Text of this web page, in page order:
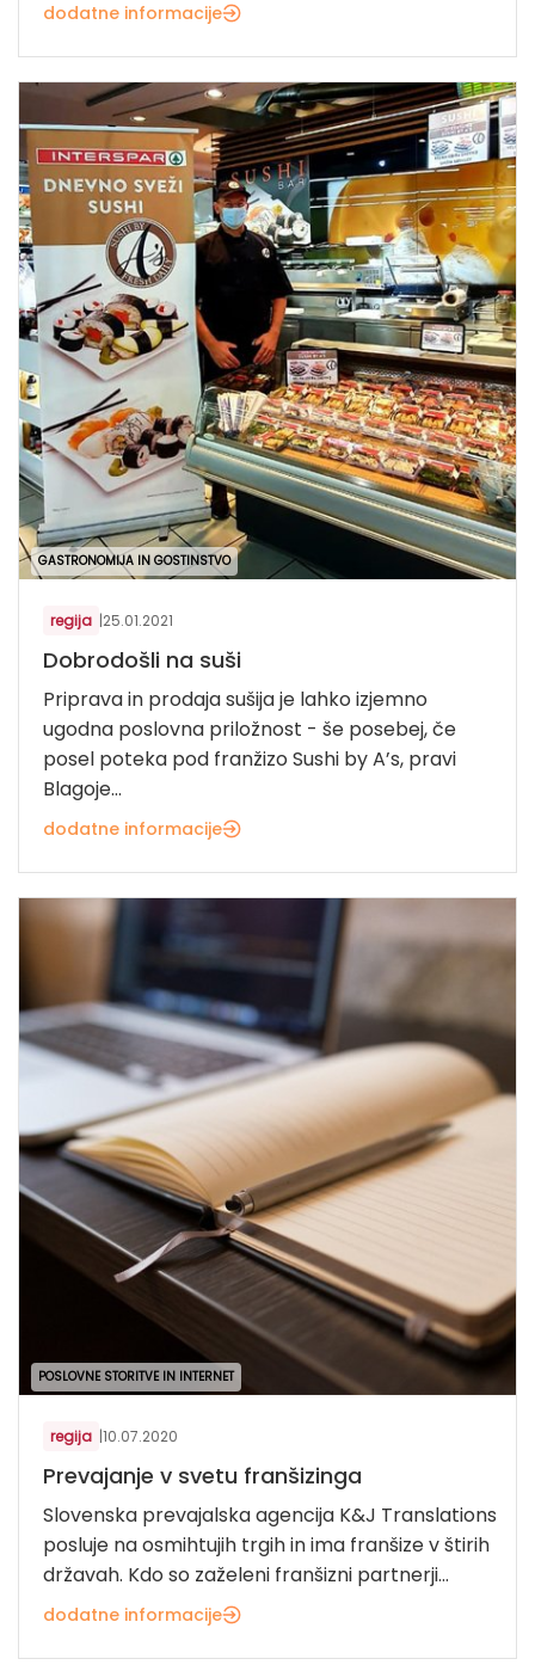
dodatne informacije
GASTRONOMIJA IN GOSTINSTVO
regija |25.01.2021
Dobrodošli na suši
Priprava in prodaja sušija je lahko izjemno
ugodna poslovna priložnost - še posebej, če
posel poteka pod franžizo Sushi by A’s, pravi
Blagoje...
dodatne informacije
POSLOVNE STORITVE IN INTERNET
regija |10.07.2020
Prevajanje v svetu franšizinga
Slovenska prevajalska agencija K&J Translations
posluje na osmihtujih trgih in ima franšize v štirih
državah. Kdo so zaželeni franšizni partnerji...
dodatne informacije